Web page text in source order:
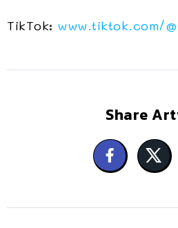
TikTok: www.tiktok.com/
Share